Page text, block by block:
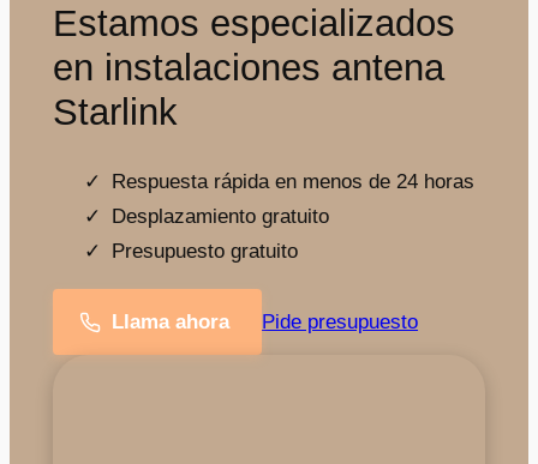
Estamos especializados
en instalaciones antena
Starlink
Respuesta rápida en menos de 24 horas
Desplazamiento gratuito
Presupuesto gratuito
Llama ahora Pide presupuesto